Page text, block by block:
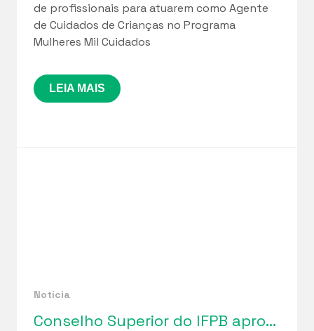
de profissionais para atuarem como Agente
de Cuidados de Crianças no Programa
Mulheres Mil Cuidados
LEIA MAIS
Notícia
Conselho Superior do IFPB aprova relatórios de gestão da Funetec e ciclo de regularização fiscal iniciado em 2023